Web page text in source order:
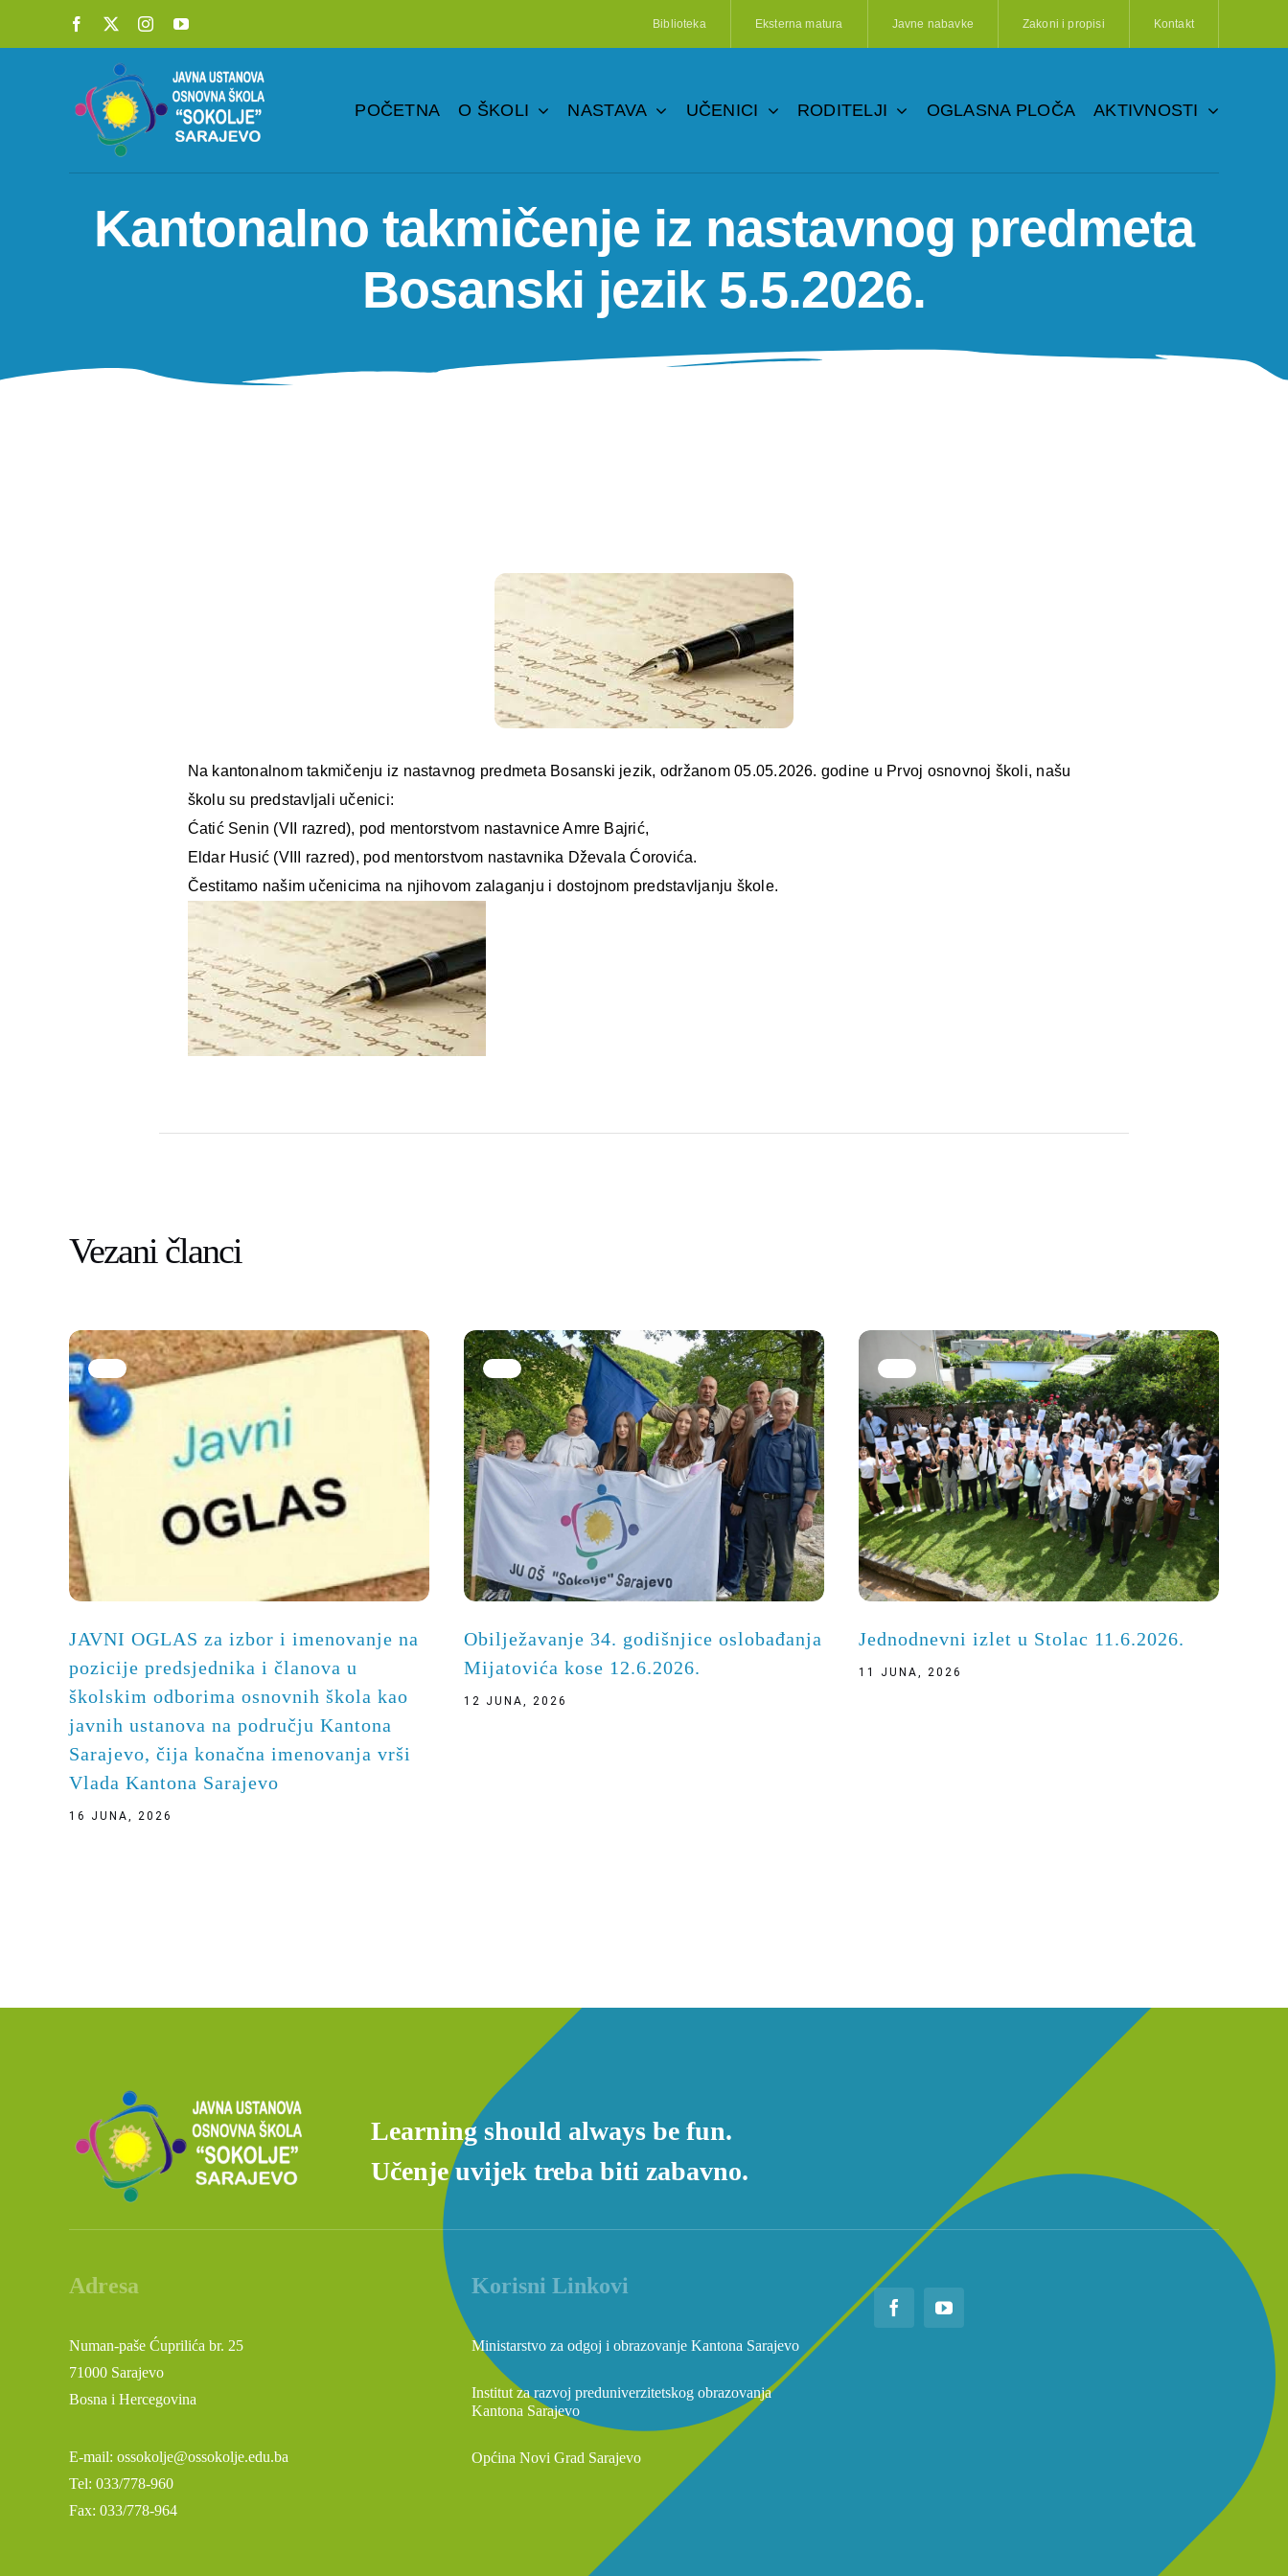
Biblioteka Eksterna matura Javne nabavke Zakoni i propisi Kontakt
POČETNA O ŠKOLI NASTAVA UČENICI RODITELJI OGLASNA PLOČA AKTIVNOSTI
Kantonalno takmičenje iz nastavnog predmeta
Bosanski jezik 5.5.2026.
Na kantonalnom takmičenju iz nastavnog predmeta Bosanski jezik, održanom 05.05.2026. godine u Prvoj osnovnoj školi, našu
školu su predstavljali učenici:
Ćatić Senin (VII razred), pod mentorstvom nastavnice Amre Bajrić,
Eldar Husić (VIII razred), pod mentorstvom nastavnika Dževala Ćorovića.
Čestitamo našim učenicima na njihovom zalaganju i dostojnom predstavljanju škole.
Vezani članci
JAVNI OGLAS za izbor i imenovanje na
pozicije predsjednika i članova u
školskim odborima osnovnih škola kao
javnih ustanova na području Kantona
Sarajevo, čija konačna imenovanja vrši
Vlada Kantona Sarajevo
16 JUNA, 2026
Obilježavanje 34. godišnjice oslobađanja
Mijatovića kose 12.6.2026.
12 JUNA, 2026
Jednodnevni izlet u Stolac 11.6.2026.
11 JUNA, 2026
Learning should always be fun.
Učenje uvijek treba biti zabavno.
Adresa
Numan-paše Ćuprilića br. 25
71000 Sarajevo
Bosna i Hercegovina
E-mail: ossokolje@ossokolje.edu.ba
Tel: 033/778-960
Fax: 033/778-964
Korisni Linkovi
Ministarstvo za odgoj i obrazovanje Kantona Sarajevo
Institut za razvoj preduniverzitetskog obrazovanja
Kantona Sarajevo
Općina Novi Grad Sarajevo